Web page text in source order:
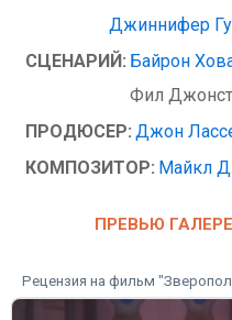
Джиннифер
СЦЕНАРИЙ: Байрон
Фил
ПРОДЮСЕР: Джон
КОМПОЗИТОР: Майкл
ПРЕВЬЮ
Рецензия на фильм